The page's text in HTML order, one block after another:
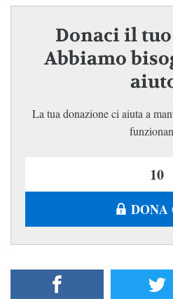
Donaci il
Abbiamo
La tua donazione ci aiuta a
DONA